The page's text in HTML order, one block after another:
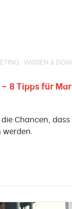
WISSEN &
8 Tipps für
Chancen,